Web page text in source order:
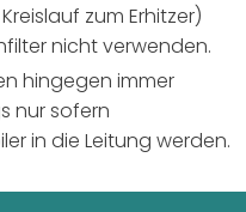
zum Erhitzer)
nicht verwenden.
hingegen immer
nur sofern
in die Leitung werden.